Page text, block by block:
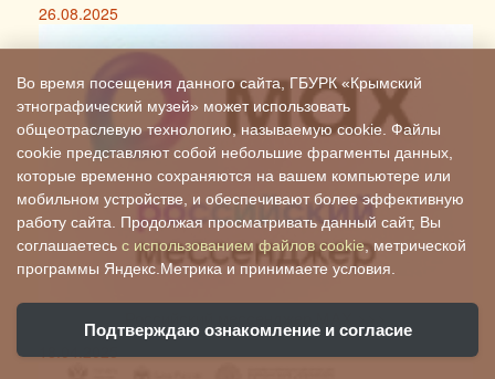
26.08.2025
18.04.2025
Во время посещения данного сайта, ГБУРК «Крымский
этнографический музей» может использовать
общеотраслевую технологию, называемую cookie. Файлы
cookie представляют собой небольшие фрагменты данных,
которые временно сохраняются на вашем компьютере или
мобильном устройстве, и обеспечивают более эффективную
работу сайта. Продолжая просматривать данный сайт, Вы
соглашаетесь с использованием файлов cookie, метрической
программы Яндекс.Метрика и принимаете условия.
Подтверждаю ознакомление и согласие